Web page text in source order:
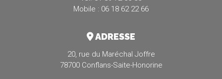
Mobile : 06 18 62 22 66
ADRESSE
20, rue du Maréchal Joffre
78700 Conflans-Saite-Honorine